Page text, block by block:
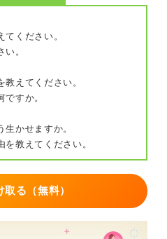
てください。
。
教えてください。
ですか。
生かせますか。
を教えてください。
る（無料）